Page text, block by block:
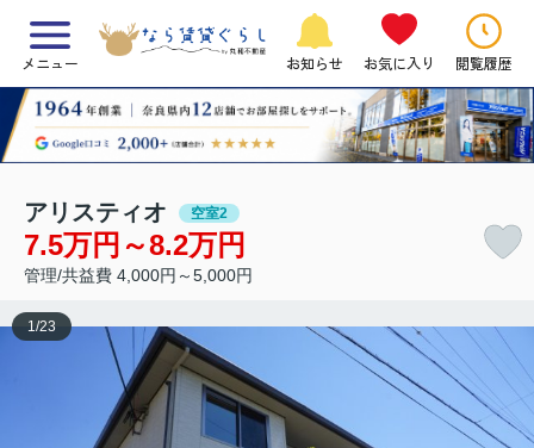
メニュー お知らせ お気に入り 閲覧履歴
アリスティオ 空室2
7.5万円～8.2万円
管理/共益費 4,000円～5,000円
1/23